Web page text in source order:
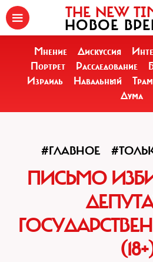
THE NEW
НОВОЕ
Мнение Дискуссия
Портрет
Расследование
Израиль
Навальный
Дума
#ГЛАВНОЕ
ПИСЬМО